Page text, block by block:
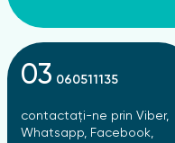
03 060511135
contactați-ne prin Viber,
Whatsapp, Facebook,